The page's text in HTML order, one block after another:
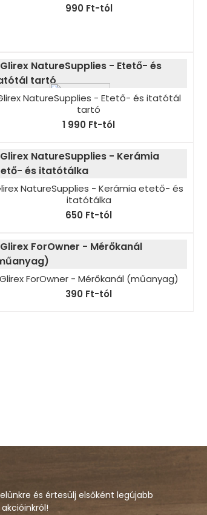
990 Ft-tól
NatureSupplies - Etető- és itatótál
tartó
1 990 Ft-tól
NatureSupplies - Kerámia etető- és
itatótálka
650 Ft-tól
Glirex ForOwner - Mérőkanál (műanyag)
390 Ft-tól
és értesülj elsőként legújabb